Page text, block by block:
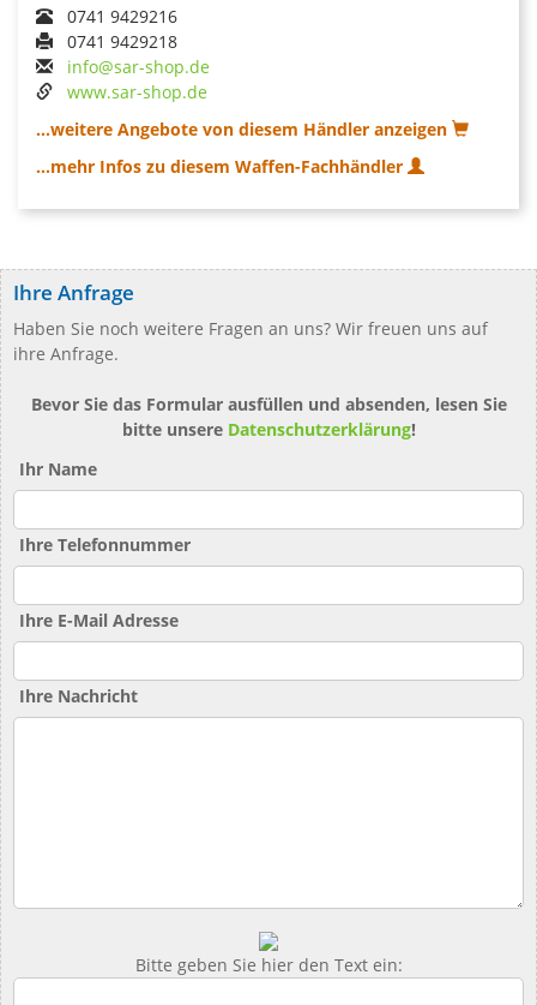
0741 9429216
0741 9429218
info@sar-shop.de
www.sar-shop.de
...weitere Angebote von diesem Händler anzeigen
...mehr Infos zu diesem Waffen-Fachhändler
Ihre Anfrage
Haben Sie noch weitere Fragen an uns? Wir freuen uns auf
ihre Anfrage.
Bevor Sie das Formular ausfüllen und absenden, lesen Sie
bitte unsere Datenschutzerklärung!
Ihr Name
Ihre Telefonnummer
Ihre E-Mail Adresse
Ihre Nachricht
Bitte geben Sie hier den Text ein: